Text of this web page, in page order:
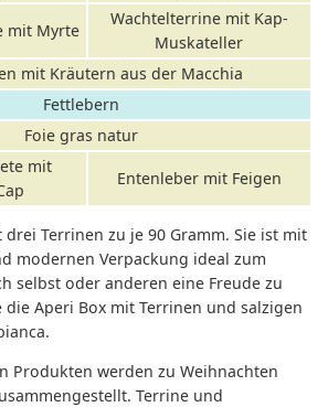
mit Myrte
Wachtelterrine mit Kap-
Muskateller
mit Kräutern aus der Macchia
Fettlebern
Foie gras natur
mit
Entenleber mit Feigen
drei Terrinen zu je 90 Gramm. Sie ist mit
modernen Verpackung ideal zum
selbst oder anderen eine Freude zu
die Aperi Box mit Terrinen und salzigen
Produkten werden zu Weihnachten
Terrine und